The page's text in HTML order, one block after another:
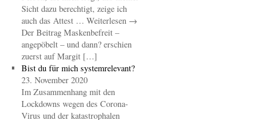
Sicht dazu berechtigt, zeige ich
auch das Attest … Weiterlesen →
Der Beitrag Maskenbefreit –
angepöbelt – und dann? erschien
zuerst auf Margit […]
Bist du für mich systemrelevant?
23. November 2020
Im Zusammenhang mit den
Lockdowns wegen des Corona-
Virus und der katastrophalen